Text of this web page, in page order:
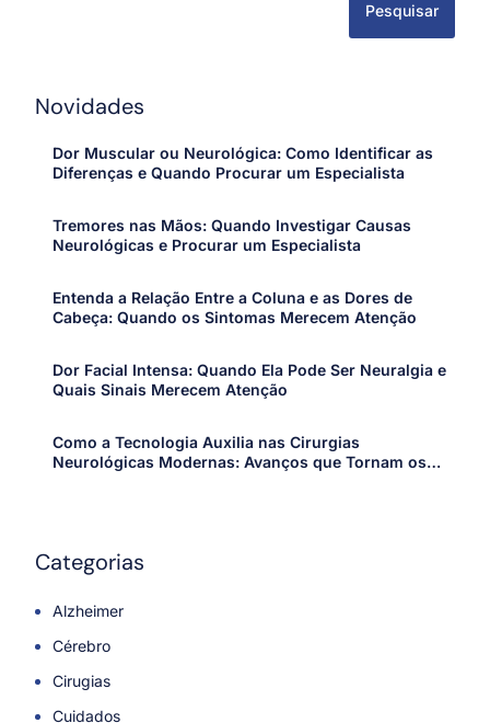
Pesquisar
Novidades
Dor Muscular ou Neurológica: Como Identificar as
Diferenças e Quando Procurar um Especialista
Tremores nas Mãos: Quando Investigar Causas
Neurológicas e Procurar um Especialista
Entenda a Relação Entre a Coluna e as Dores de
Cabeça: Quando os Sintomas Merecem Atenção
Dor Facial Intensa: Quando Ela Pode Ser Neuralgia e
Quais Sinais Merecem Atenção
Como a Tecnologia Auxilia nas Cirurgias
Neurológicas Modernas: Avanços que Tornam os
Categorias
Alzheimer
Cérebro
Cirugias
Cuidados